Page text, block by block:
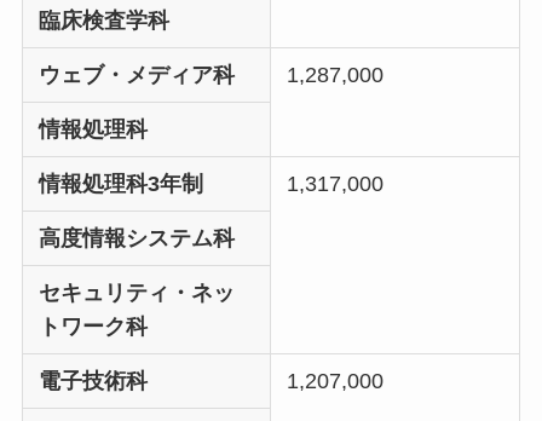
臨床検査学科
ウェブ・メディア科 1,287,000
情報処理科
情報処理科3年制 1,317,000
高度情報システム科
セキュリティ・ネッ
トワーク科
電子技術科 1,207,000